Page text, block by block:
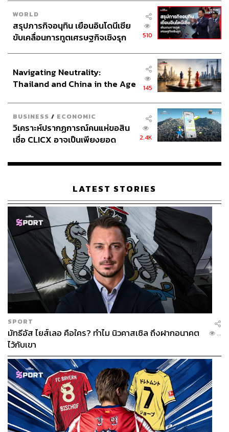
WORLD
สรุปภารกิจอนุทิน เยือนอินโดนีเซีย
ขับเคลื่อนการทูตเศรษฐกิจเชิงรุก
510
Navigating Neutrality:
Thailand and China in the Age
145
BUSINESS / ECONOMIC
วิเคราะห์ปรากฏการณ์คนแห่ขอสิน
เชื่อ CLICX อาจเป็นเพียงยอด
เรือนไทยที่ถูกซุกไว้
2.4K
LATEST STORIES
SPORT
มัทธีอัส ไยส์เลอ คือใคร? ทำไม นิวคาสเซิล ถึงฝากอนาคต
ไว้กับเขา
...